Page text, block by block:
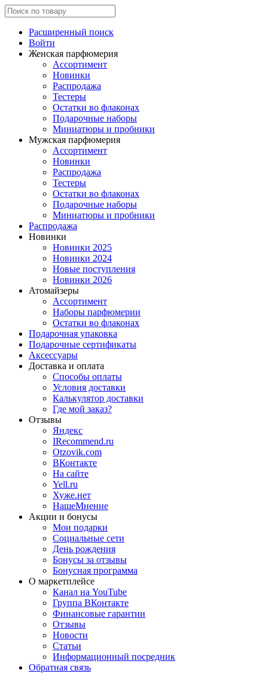
Расширенный поиск
Войти
Женская парфюмерия
Ассортимент
Новинки
Распродажа
Тестеры
Остатки во флаконах
Подарочные наборы
Миниатюры и пробники
Мужская парфюмерия
Ассортимент
Новинки
Распродажа
Тестеры
Остатки во флаконах
Подарочные наборы
Миниатюры и пробники
Распродажа
Новинки
Новинки 2025
Новинки 2024
Новые поступления
Новинки 2026
Атомайзеры
Ассортимент
Наборы парфюмерии
Остатки во флаконах
Подарочная упаковка
Подарочные сертификаты
Аксессуары
Доставка и оплата
Способы оплаты
Условия доставки
Калькулятор доставки
Где мой заказ?
Отзывы
Яндекс
IRecommend.ru
Otzovik.com
ВКонтакте
На сайте
Yell.ru
Хуже.нет
НашеМнение
Акции и бонусы
Мои подарки
Социальные сети
День рождения
Бонусы за отзывы
Бонусная программа
О маркетплейсе
Канал на YouTube
Группа ВКонтакте
Финансовые гарантии
Отзывы
Новости
Статьи
Информационный посредник
Обратная связь